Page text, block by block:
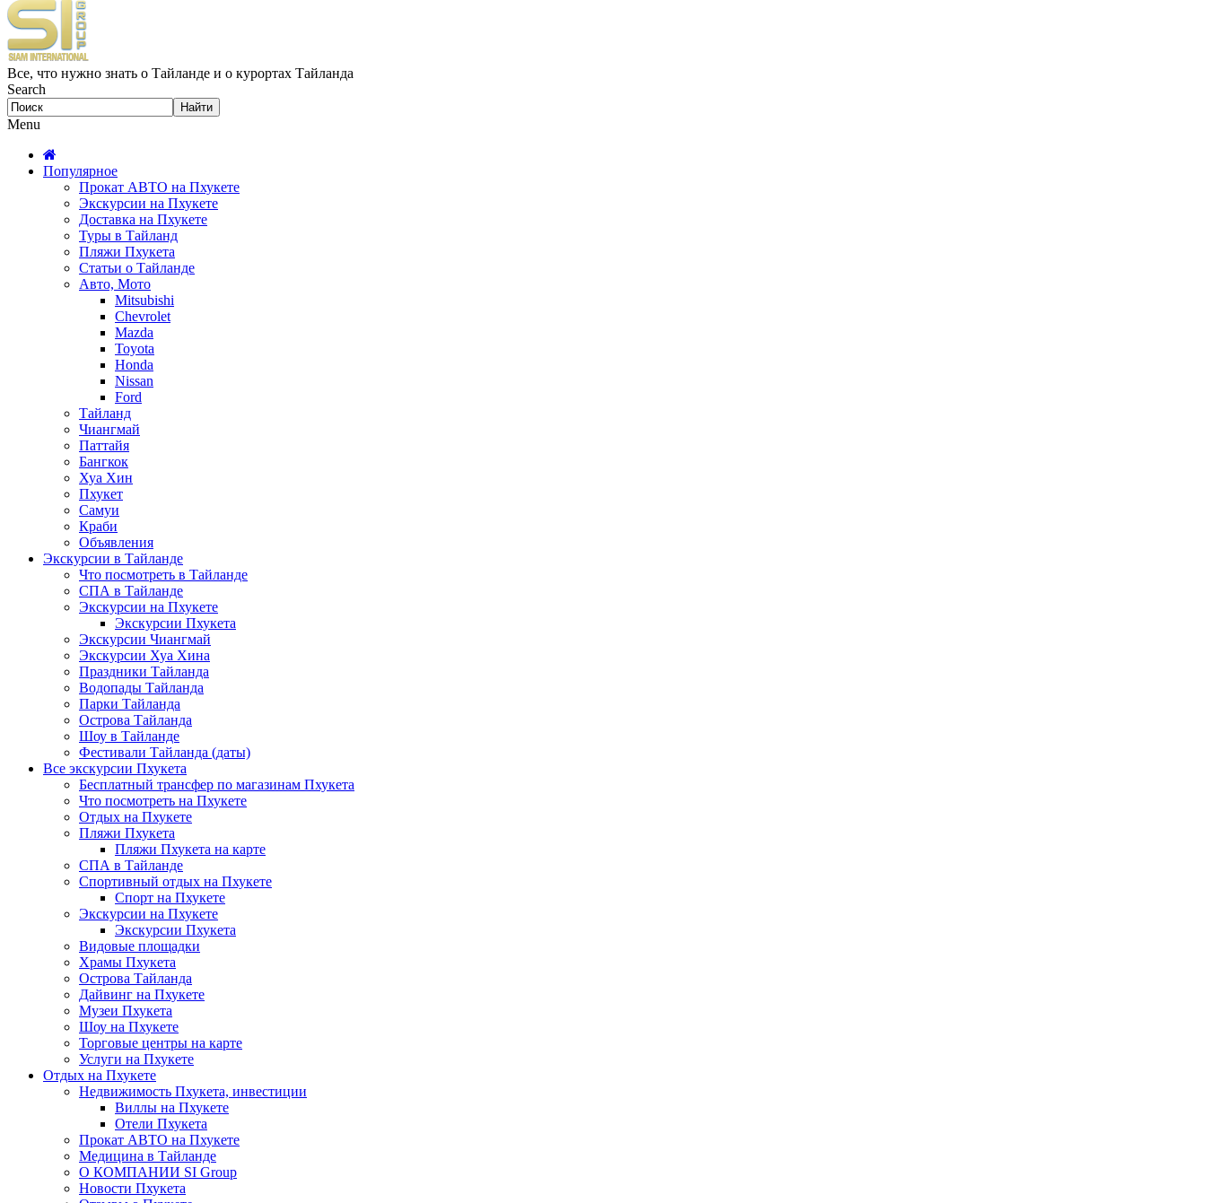
Все, что нужно знать о Тайланде и о курортах Тайланда
Search
Menu
Популярное
Прокат АВТО на Пхукете
Экскурсии на Пхукете
Доставка на Пхукете
Туры в Тайланд
Пляжи Пхукета
Статьи о Тайланде
Авто, Мото
Mitsubishi
Chevrolet
Mazda
Toyota
Honda
Nissan
Ford
Тайланд
Чиангмай
Паттайя
Бангкок
Хуа Хин
Пхукет
Самуи
Краби
Объявления
Экскурсии в Тайланде
Что посмотреть в Тайланде
СПА в Тайланде
Экскурсии на Пхукете
Экскурсии Пхукета
Экскурсии Чиангмай
Экскурсии Хуа Хина
Праздники Тайланда
Водопады Тайланда
Парки Тайланда
Острова Тайланда
Шоу в Тайланде
Фестивали Тайланда (даты)
Все экскурсии Пхукета
Бесплатный трансфер по магазинам Пхукета
Что посмотреть на Пхукете
Отдых на Пхукете
Пляжи Пхукета
Пляжи Пхукета на карте
СПА в Тайланде
Спортивный отдых на Пхукете
Спорт на Пхукете
Экскурсии на Пхукете
Экскурсии Пхукета
Видовые площадки
Храмы Пхукета
Острова Тайланда
Дайвинг на Пхукете
Музеи Пхукета
Шоу на Пхукете
Торговые центры на карте
Услуги на Пхукете
Отдых на Пхукете
Недвижимость Пхукета, инвестиции
Виллы на Пхукете
Отели Пхукета
Прокат АВТО на Пхукете
Медицина в Тайланде
О КОМПАНИИ SI Group
Новости Пхукета